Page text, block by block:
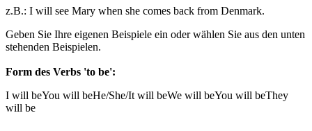
z.B.: I will see Mary when she comes back from Denmark.
Geben Sie Ihre eigenen Beispiele ein oder wählen Sie aus den unten
stehenden Beispielen.
Form des Verbs 'to be':
I will beYou will beHe/She/It will beWe will beYou will beThey
will be